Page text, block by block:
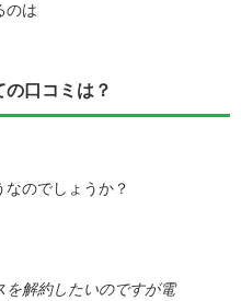
のは
口コミは？
のでしょうか？
を解約したいのですが電